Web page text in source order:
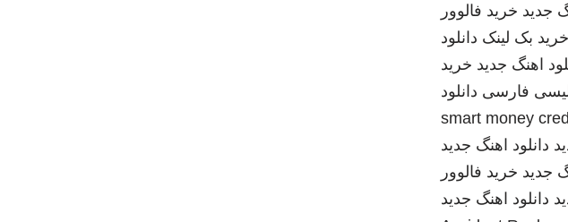
جدید خرید فالوور
خرید بک لینک دانلود
اهنگ جدید خرید
فارسی دانلود
smart money
دانلود اهنگ جدید
جدید خرید فالوور
دانلود اهنگ جدید